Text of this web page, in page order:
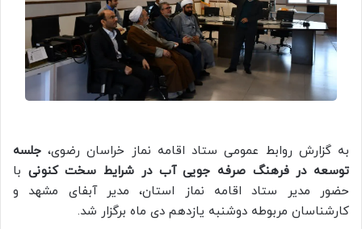
به گزارش روابط عمومی ستاد اقامه نماز خراسان رضوی، جلسه
توسعه در فرهنگ صرفه جویی آب در شرایط سخت کنونی با
حضور مدیر ستاد اقامه نماز استان، مدیر آبفای مشهد و
کارشناسان مربوطه دوشنبه یازدهم دی ماه برگزار شد.